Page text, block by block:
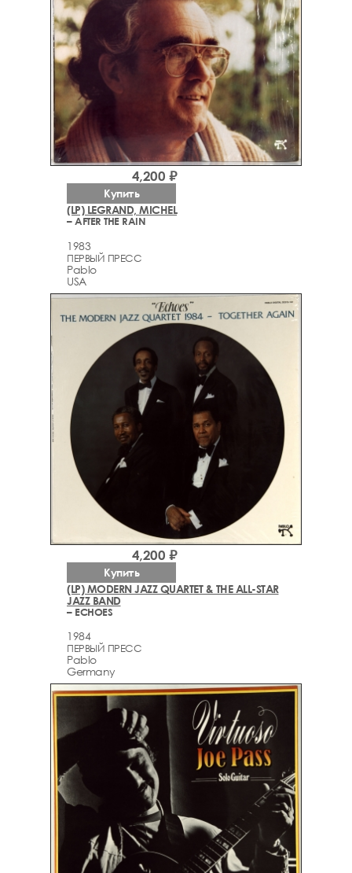
(LP) LEGRAND, MICHEL
– AFTER THE RAIN
1983
ПЕРВЫЙ ПРЕСС
Pablo
USA
4,200 ₽
Купить
(LP) MODERN JAZZ QUARTET & THE ALL-STAR
JAZZ BAND
– ECHOES
1984
ПЕРВЫЙ ПРЕСС
Pablo
Germany
4,200 ₽
Купить